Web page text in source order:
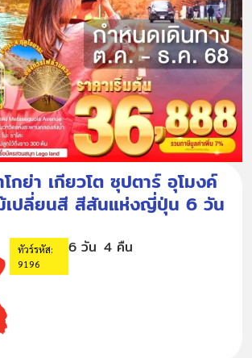
กย่า เกียวโต ซุปตาร์ อุโมงค์
เปลี่ยนสี สีสันแห่งญี่ปุ่น 6 วัน
ทัวร์รหัส:
9196
6 วัน 4 คืน